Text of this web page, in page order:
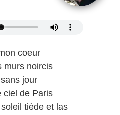
coeur
murs noircis
jour
ciel de Paris
tiède et las